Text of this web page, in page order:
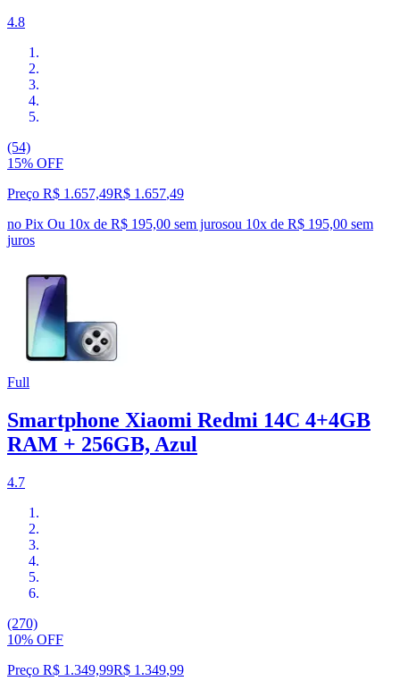
4.8
(54)
15% OFF
Preço R$ 1.657,49R$ 1.657,49
no Pix Ou 10x de R$ 195,00 sem jurosou 10x de R$ 195,00 sem
juros
Full
Smartphone Xiaomi Redmi 14C 4+4GB
RAM + 256GB, Azul
4.7
(270)
10% OFF
Preço R$ 1.349,99R$ 1.349,99